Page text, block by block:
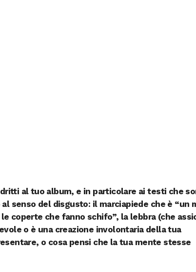
al tuo album, e in particolare ai testi che
senso del disgusto: il marciapiede che è “un
coperte che fanno schifo”, la lebbra (che
o è una creazione involontaria della tua
o cosa pensi che la tua mente stesse